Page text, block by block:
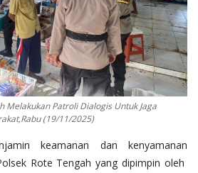
Melakukan Patroli Dialogis Untuk Jaga
(19/11/2025)
keamanan dan kenyamanan
Rote Tengah yang dipimpin oleh